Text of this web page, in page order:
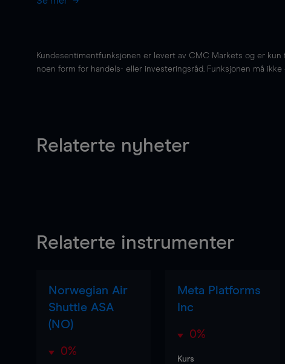
Kundesentimentfunksjonen er levert av CMC Markets og er
noen form for handels- eller investeringsråd. Funksjonen må
Relaterte nyheter
Relaterte instrumenter
Norwegian Air
Shuttle ASA
(NO)
0%
Meta Platforms
Inc
0%
Kurs